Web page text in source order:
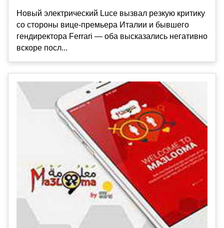
Новый электрический Luce вызвал резкую критику
со стороны вице-премьера Италии и бывшего
гендиректора Ferrari — оба высказались негативно
вскоре посл...